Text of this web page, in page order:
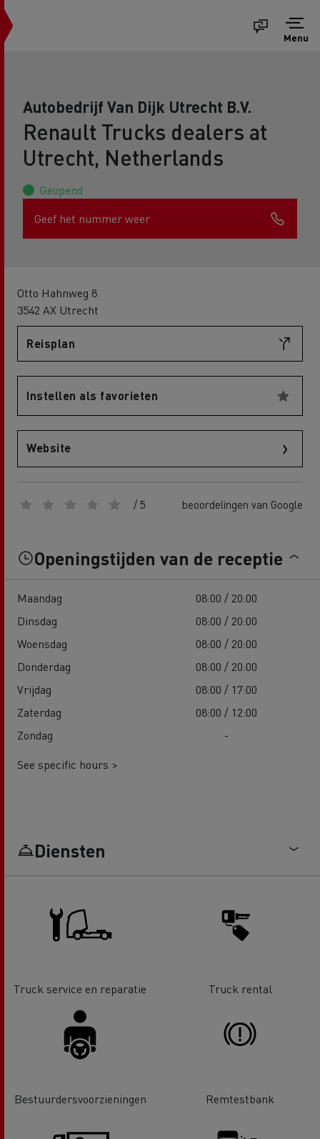
Menu
Autobedrijf Van Dijk Utrecht B.V.
Renault Trucks dealers at
Utrecht, Netherlands
Geopend
Geef het nummer weer
Otto Hahnweg 8
3542 AX Utrecht
Reisplan
Instellen als favorieten
Website
/ 5 beoordelingen van Google
Openingstijden van de receptie
Maandag
08:00 / 20:00
Dinsdag
08:00 / 20:00
Woensdag
08:00 / 20:00
Donderdag
08:00 / 20:00
Vrijdag
08:00 / 17:00
Zaterdag
08:00 / 12:00
Zondag
-
See specific hours >
Diensten
Truck service en reparatie Truck rental
Bestuurdersvoorzieningen Remtestbank